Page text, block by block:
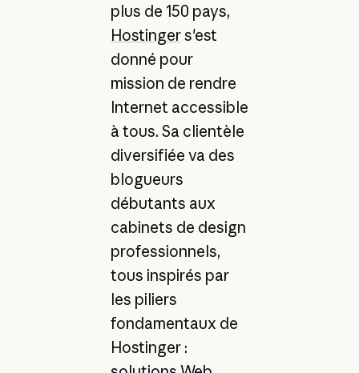
plus de 150 pays,
Hostingers'est
donné pour
mission de rendre
Internet accessible
à tous. Sa clientèle
diversifiée va des
blogueurs
débutants aux
cabinets de design
professionnels,
tous inspirés par
les piliers
fondamentaux de
Hostinger :